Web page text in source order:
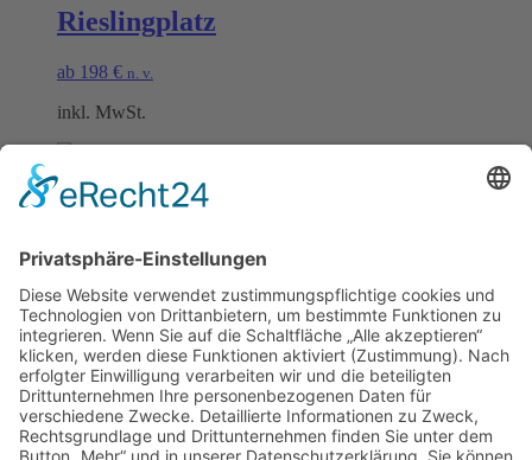
Rieslingplatz
ab 198 € n. v.
inkl. MwSt.
Schwarzrieslingplatz
ab198€ n. v.
inkl. MwSt.
Öffnungszeiten Büro und Hofladen:
Hofladen:
Montag bis Sonntag von 09:00 – 11:30 Uhr und 14:00 – 18:00 Uhr
Telefonisch erreichen Sie uns: